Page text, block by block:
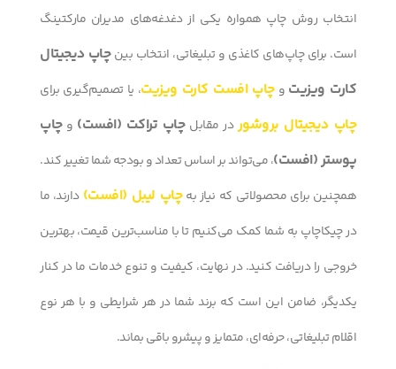
انتخاب روش چاپ همواره یکی از دغدغه‌های مدیران مارکتینگ
است. برای چاپ‌های کاغذی و تبلیغاتی، انتخاب بینچاپ دیجیتال
کارت ویزیت وچاپ افست کارت ویزیت، یا تصمیم‌گیری برای
چاپ دیجیتال بروشوردر مقابلچاپ تراکت (افست) وچاپ
پوستر (افست)، می‌تواند بر اساس تعداد و بودجه شما تغییر کند.
همچنین برای محصولاتی که نیاز بهچاپ لیبل (افست) دارند، ما
در چیکاچاپ به شما کمک می‌کنیم تا با مناسب‌ترین قیمت، بهترین
خروجی را دریافت کنید. در نهایت، کیفیت و تنوع خدمات ما در کنار
یکدیگر، ضامن این است که برند شما در هر شرایطی و با هر نوع
اقلام تبلیغاتی، حرفه‌ای، متمایز و پیشرو باقی بماند.